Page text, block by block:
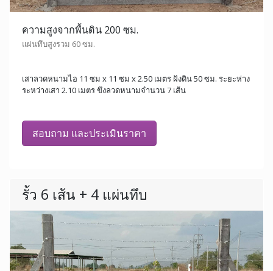
ความสูงจากพื้นดิน 200 ซม.
แผ่นทึบสูงรวม 60 ซม.
เสาลวดหนามไอ 11 ซม x 11 ซม x 2.50 เมตร ฝังดิน 50 ซม. ระยะห่าง
ระหว่างเสา 2.10 เมตร ขึงลวดหนามจำนวน 7 เส้น
สอบถาม และประเมินราคา
รั้ว 6 เส้น + 4 แผ่นทึบ